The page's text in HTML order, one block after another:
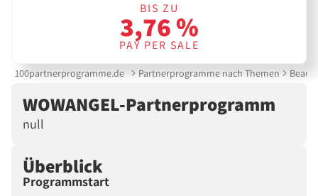
BIS ZU
3,76 %
PAY PER SALE
100partnerprogramme.de Partnerprogramme nach Themen
WOWANGEL-Partnerprogramm
null
Überblick
Programmstart